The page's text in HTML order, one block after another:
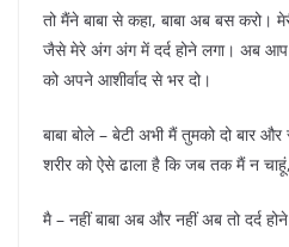
तो मैंने बाबा से कहा, बाबा अब बस करो।
जैसे मेरे अंग अंग में दर्द होने लगा। अब
को अपने आशीर्वाद से भर दो।
बाबा बोले – बेटी अभी मैं तुमको दो बार
शरीर को ऐसे ढाला है कि जब तक मैं न
मै – नहीं बाबा अब और नहीं अब तो दर्द